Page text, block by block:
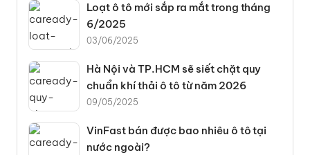
Loạt ô tô mới sắp ra mắt trong tháng
6/2025
03/06/2025
Hà Nội và TP.HCM sẽ siết chặt quy
chuẩn khí thải ô tô từ năm 2026
09/05/2025
VinFast bán được bao nhiêu ô tô tại
nước ngoài?